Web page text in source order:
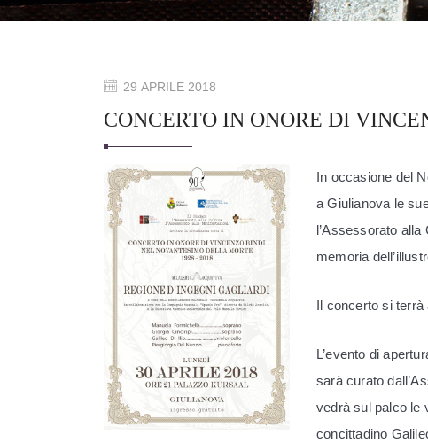
29 APRILE 2018
CONCERTO IN ONORE DI
In occasione del
a Giulianova le
l’Assessorato
memoria dell’illus
Il concerto si terrà
L’evento di
sarà curato
vedrà sul palco le
concittadino